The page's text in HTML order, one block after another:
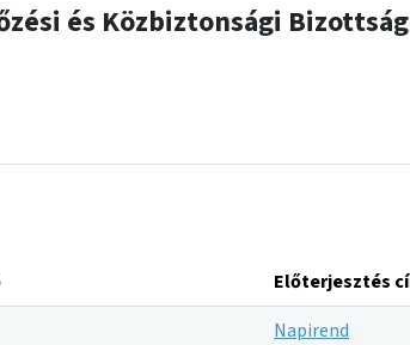
és Közbiztonsági
Előterjesztés
Napirend